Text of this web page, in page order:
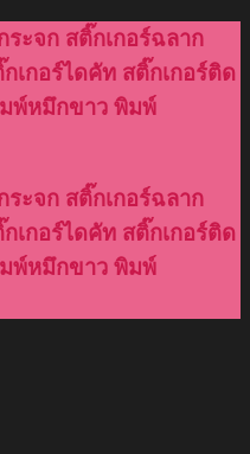
ะจก สติ๊กเกอร์ฉลาก
เกอร์ไดคัท สติ๊กเกอร์ติด
พ์หมึกขาว พิมพ์
ะจก สติ๊กเกอร์ฉลาก
เกอร์ไดคัท สติ๊กเกอร์ติด
พ์หมึกขาว พิมพ์